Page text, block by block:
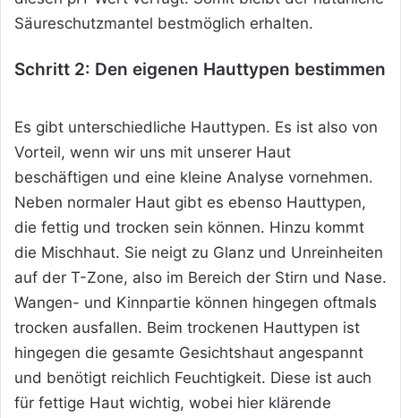
Säureschutzmantel bestmöglich erhalten.
Schritt 2: Den eigenen Hauttypen bestimmen
Es gibt unterschiedliche Hauttypen. Es ist also von
Vorteil, wenn wir uns mit unserer Haut
beschäftigen und eine kleine Analyse vornehmen.
Neben normaler Haut gibt es ebenso Hauttypen,
die fettig und trocken sein können. Hinzu kommt
die Mischhaut. Sie neigt zu Glanz und Unreinheiten
auf der T-Zone, also im Bereich der Stirn und Nase.
Wangen- und Kinnpartie können hingegen oftmals
trocken ausfallen. Beim trockenen Hauttypen ist
hingegen die gesamte Gesichtshaut angespannt
und benötigt reichlich Feuchtigkeit. Diese ist auch
für fettige Haut wichtig, wobei hier klärende